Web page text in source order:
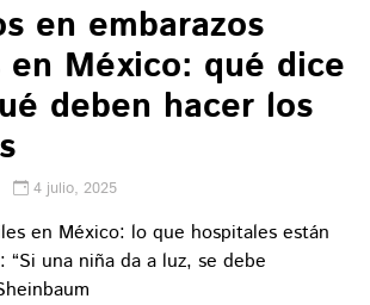
en embarazos
México: qué dice
deben hacer los
4 julio, 2025
en México: lo que hospitales están
“Si una niña da a luz, se debe